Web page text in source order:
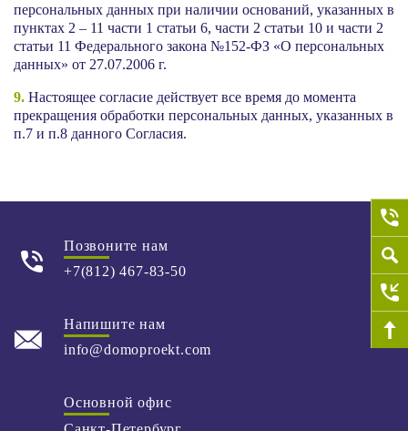
персональных данных при наличии оснований, указанных в
пунктах 2 – 11 части 1 статьи 6, части 2 статьи 10 и части 2
статьи 11 Федерального закона №152-ФЗ «О персональных
данных» от 27.07.2006 г.
9. Настоящее согласие действует все время до момента
прекращения обработки персональных данных, указанных в
п.7 и п.8 данного Согласия.
Позвоните нам
+7(812) 467-83-50
Напишите нам
info@domoproekt.com
Основной офис